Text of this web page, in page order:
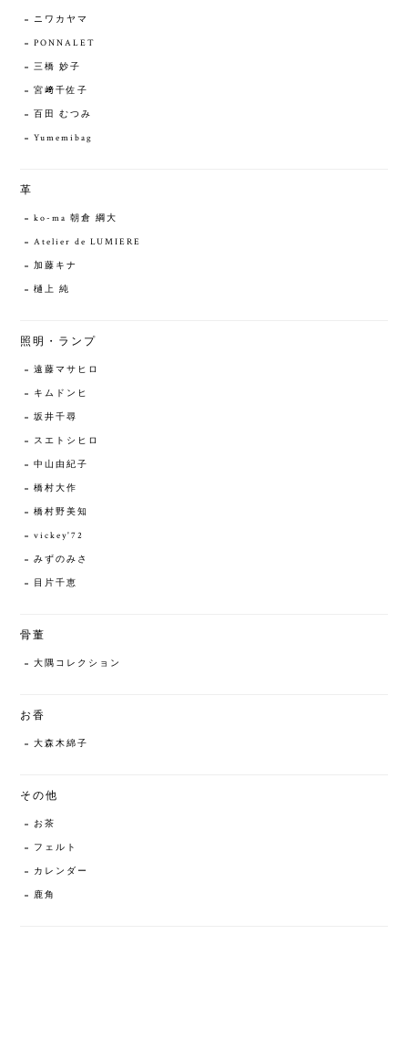
ニワカヤマ
PONNALET
三橋 妙子
宮﨑千佐子
百田 むつみ
Yumemibag
革
ko-ma 朝倉 綱大
Atelier de LUMIERE
加藤キナ
樋上 純
照明・ランプ
遠藤マサヒロ
キムドンヒ
坂井千尋
スエトシヒロ
中山由紀子
橋村大作
橋村野美知
vickey'72
みずのみさ
目片千恵
骨董
大隅コレクション
お香
大森木綿子
その他
お茶
フェルト
カレンダー
鹿角